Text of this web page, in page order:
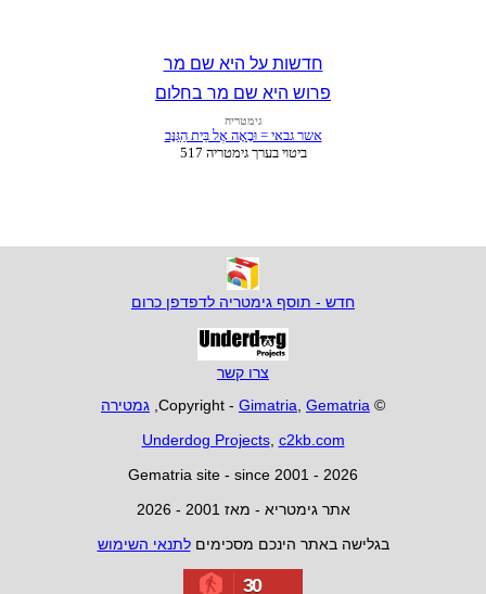
חדשות על היא שם מר
פרוש היא שם מר בחלום
חדש - תוסף גימטריה לדפדפן כרום
צרו קשר
© Copyright -
Gimatria, Gematria
, גמטירה
Underdog Projects, c2kb.com
Gematria site - since 2001 - 2026
אתר גימטריא - מאז 2001 - 2026
בגלישה באתר הינכם מסכימיםלתנאי השימוש
30